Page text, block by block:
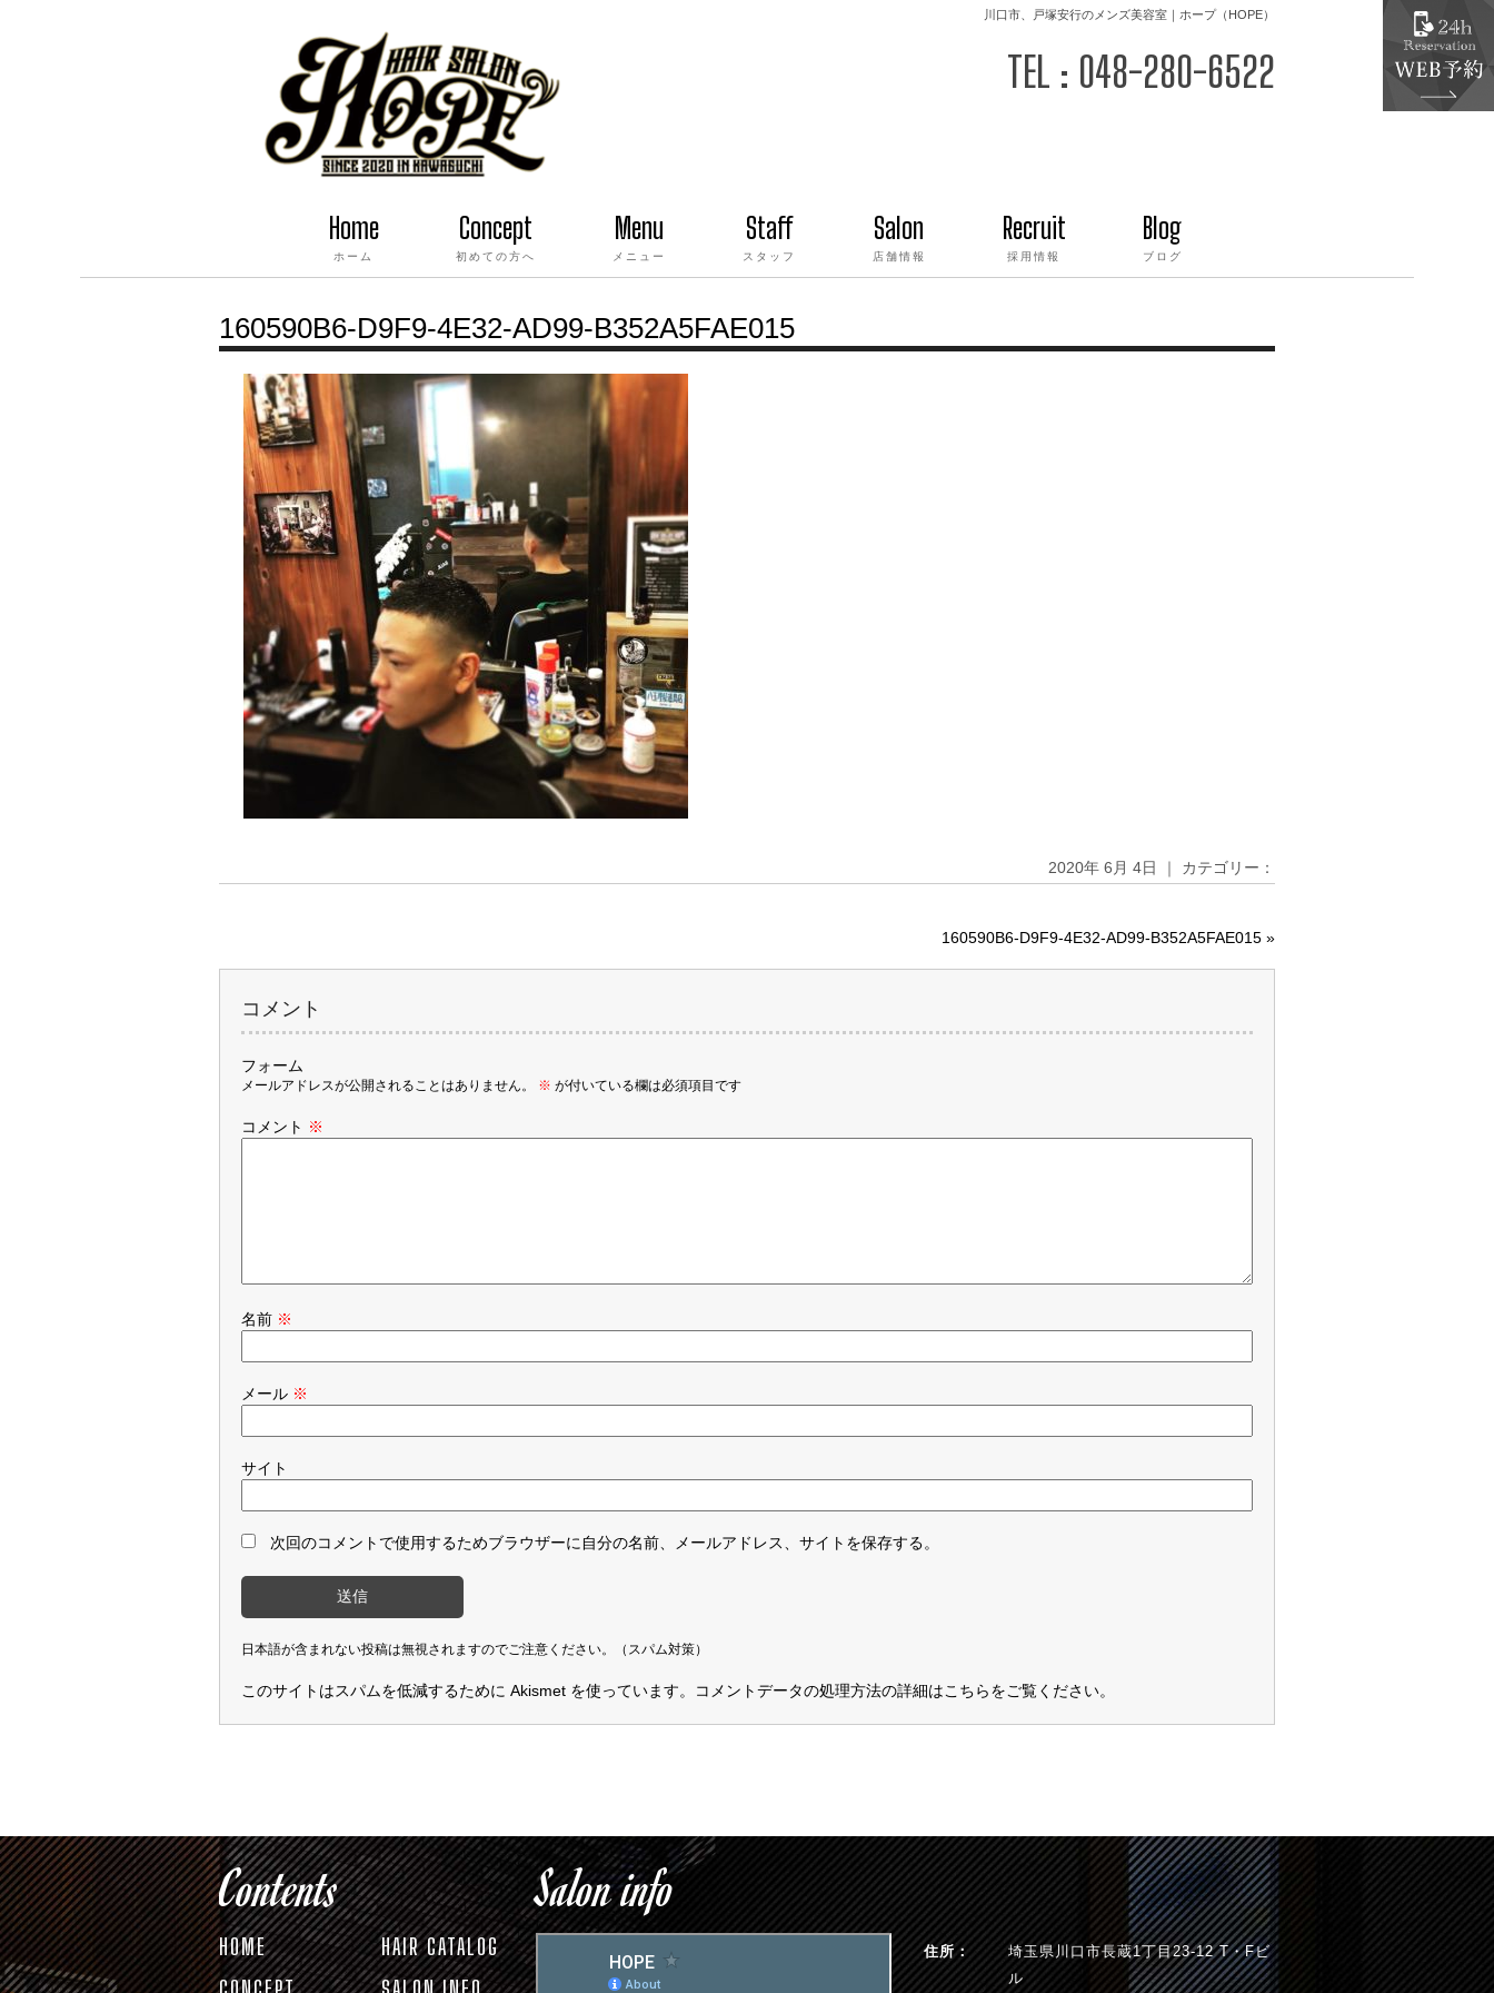
川口市、戸塚安行のメンズ美容室｜ホープ（HOPE）
TEL : 048-280-6522
Home
ホーム
Concept
初めての方へ
Menu
メニュー
Staff
スタッフ
Salon
店舗情報
Recruit
採用情報
Blog
ブログ
160590B6-D9F9-4E32-AD99-B352A5FAE015
2020年 6月 4日 ｜ カテゴリー：
160590B6-D9F9-4E32-AD99-B352A5FAE015 »
コメント
フォーム
メールアドレスが公開されることはありません。 ※ が付いている欄は必須項目です
コメント ※
名前 ※
メール ※
サイト
次回のコメントで使用するためブラウザーに自分の名前、メールアドレス、サイトを保存する。
日本語が含まれない投稿は無視されますのでご注意ください。（スパム対策）
このサイトはスパムを低減するために Akismet を使っています。 コメントデータの処理方法の詳細はこちらをご覧ください。
Contents
HOME
HAIR CATALOG
Salon info
住所：
埼玉県川口市長蔵1丁目23-12 T・Fビ
ル